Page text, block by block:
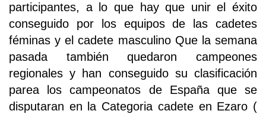
participantes, a lo que hay que unir el éxito
conseguido por los equipos de las cadetes
féminas y el cadete masculino Que la semana
pasada también quedaron campeones
regionales y han conseguido su clasificación
parea los campeonatos de España que se
disputaran en la Categoria cadete en Ezaro (